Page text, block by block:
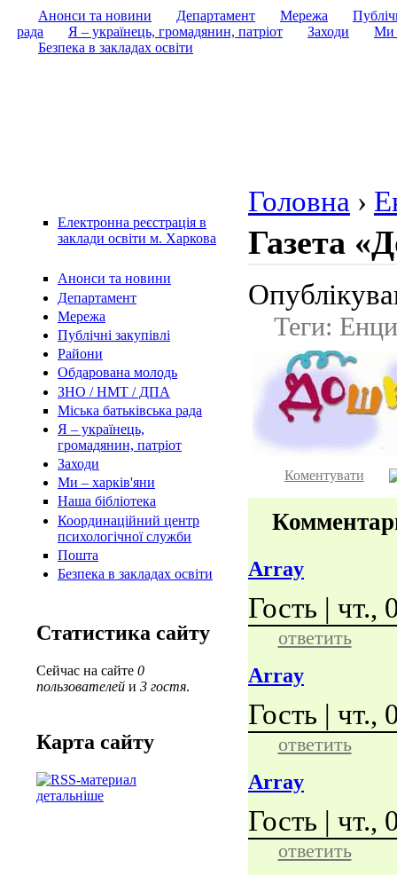
Анонси та новини Департамент Мережа
рада
Я – українець, громадянин, патріот Заходи
Ми
Безпека в закладах освіти
Електронна реєстрація в
заклади освіти м. Харкова
Анонси та новини
Департамент
Мережа
Публічні закупівлі
Райони
Обдарована молодь
ЗНО / НМТ / ДПА
Міська батьківська рада
Я – українець,
громадянин, патріот
Заходи
Ми – харків'яни
Наша бібліотека
Координаційний центр
психологічної служби
Пошта
Безпека в закладах освіти
Статистика сайту
Сейчас на сайте 0
пользователей и 3 гостя.
Карта сайту
детальніше
Головна ›
Газета
Теги:
Коментувати
Array
Гость | чт.,
ответить
Array
Гость | чт.,
ответить
Array
Гость | чт.,
ответить